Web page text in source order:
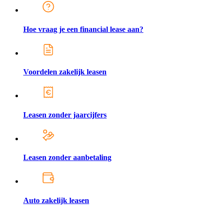
Hoe vraag je een financial lease aan?
Voordelen zakelijk leasen
Leasen zonder jaarcijfers
Leasen zonder aanbetaling
Auto zakelijk leasen